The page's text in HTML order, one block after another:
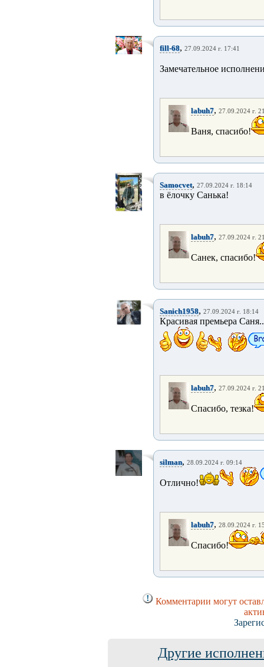
fill-68, 27.09.2024 г. 17:41
Замечательное
labuh7, 27.09.2024 г.
Ваня, спасибо!
Samocvet, 27.09.2024 г. 18:14
в ёлочку Санька!
labuh7, 27.09.2024 г.
Санек, спасибо!
Sanich1958, 27.09.2024 г. 18:14
Красивая премьера
labuh7, 27.09.2024 г.
Спасибо, тезка!
silman, 28.09.2024 г. 09:14
Отлично!
labuh7, 28.09.2024 г.
Спасибо!
Комментарии могут
Другие